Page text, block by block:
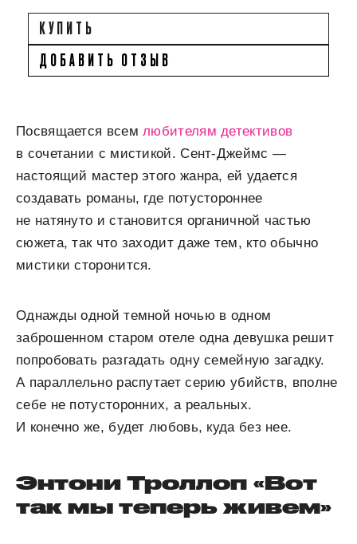
КУПИТЬ
ДОБАВИТЬ ОТЗЫВ
Посвящается всемлюбителям детективов
в сочетании с мистикой. Сент-Джеймс —
настоящий мастер этого жанра, ей удается
создавать романы, где потустороннее
не натянуто и становится органичной частью
сюжета, так что заходит даже тем, кто обычно
мистики сторонится.
Однажды одной темной ночью в одном
заброшенном старом отеле одна девушка решит
попробовать разгадать одну семейную загадку.
А параллельно распутает серию убийств, вполне
себе не потусторонних, а реальных.
И конечно же, будет любовь, куда без нее.
Энтони Троллоп «Вот
так мы теперь живем»